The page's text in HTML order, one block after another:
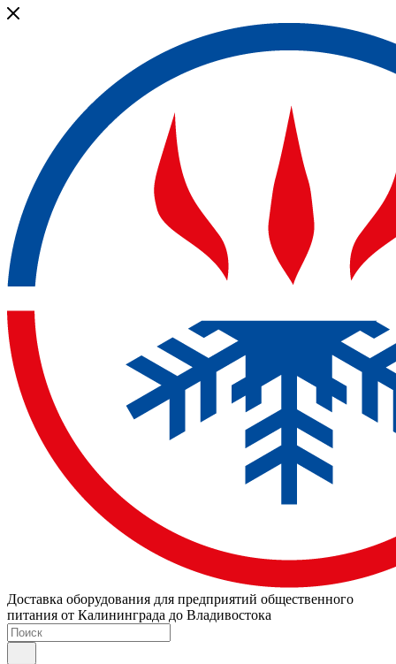
Доставка оборудования для предприятий общественного
питания от Калининграда до Владивостока